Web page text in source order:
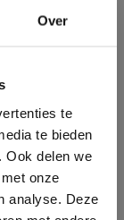
Over
te
te bieden
Ook delen we
onze
analyse. Deze
no
de
u
Lees